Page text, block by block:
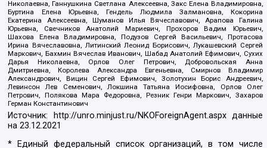
Николаевна, Ганнушкина Светлана Алексеевна, Закс Елена Владимировна,
Буртина Елена Юрьевна, Гендель Людмила Залмановна, Кокорина
Екатерина Алексеевна, Шуманов Илья Вячеславович, Арапова Галина
Юрьевна, Свечников Анатолий Мариевич, Прохоров Вадим Юрьевич,
Шахова Елена Владимировна, Подузов Сергей Васильевич, Протасова
Ирина Вячеславовна, Литинский Леонид Борисович, Лукашевский Сергей
Маркович, Бахмин Вячеслав Иванович, Шабад Анатолий Ефимович, Сухих
Дарья Николаевна, Орлов Олег Петрович, Добровольская Анна
Дмитриевна, Королева Александра Евгеньевна, Смирнов Владимир
Александрович, Вицин Сергей Ефимович, Золотухин Борис Андреевич,
Левинсон Лев Семенович, Локшина Татьяна Иосифовна, Орлов Олег
Петрович, Полякова Мара Федоровна, Резник Генри Маркович, Захаров
Герман Константинович
Источник: http://unro.minjust.ru/NKOForeignAgent.aspxданные
на23.12.2021
* Единый федеральный список организаций, в том числе